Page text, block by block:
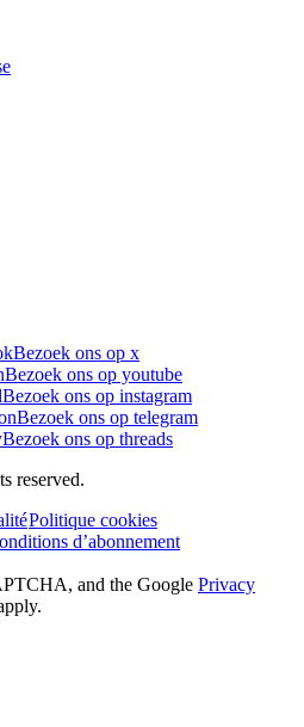
Bezoek ons op x
Bezoek ons op youtube
Bezoek ons op instagram
Bezoek ons op telegram
Bezoek ons op threads
reserved.
Politique cookies
d’abonnement
and the Google Privacy